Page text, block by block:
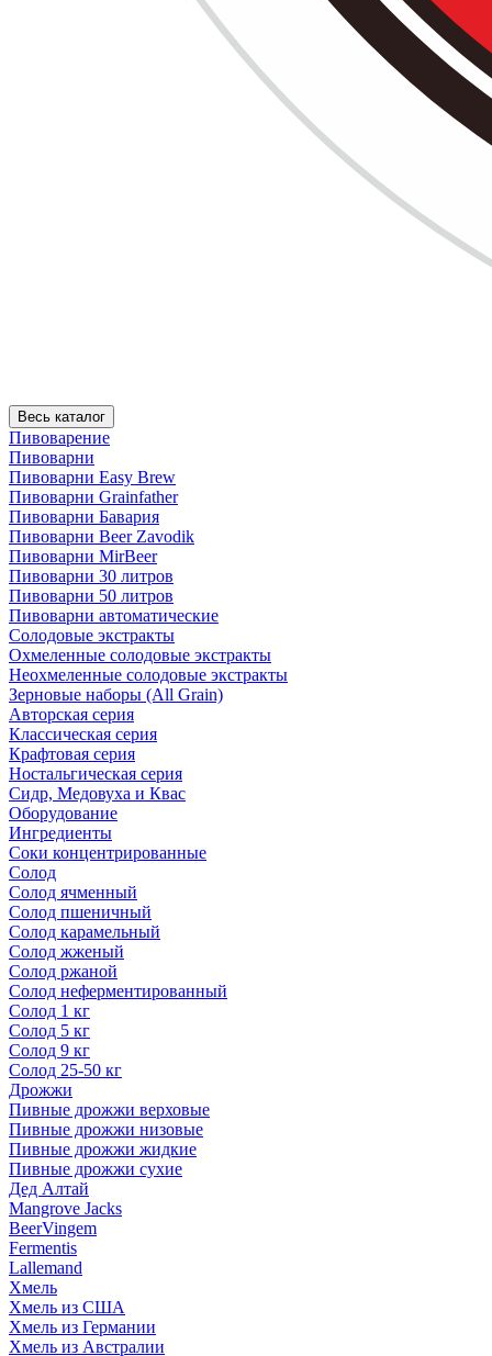
Весь каталог
Пивоварение
Пивоварни
Пивоварни Easy Brew
Пивоварни Grainfather
Пивоварни Бавария
Пивоварни Beer Zavodik
Пивоварни MirBeer
Пивоварни 30 литров
Пивоварни 50 литров
Пивоварни автоматические
Солодовые экстракты
Охмеленные солодовые экстракты
Неохмеленные солодовые экстракты
Зерновые наборы (All Grain)
Авторская серия
Классическая серия
Крафтовая серия
Ностальгическая серия
Сидр, Медовуха и Квас
Оборудование
Ингредиенты
Соки концентрированные
Солод
Солод ячменный
Солод пшеничный
Солод карамельный
Солод жженый
Солод ржаной
Солод неферментированный
Солод 1 кг
Солод 5 кг
Солод 9 кг
Солод 25-50 кг
Дрожжи
Пивные дрожжи верховые
Пивные дрожжи низовые
Пивные дрожжи жидкие
Пивные дрожжи сухие
Дед Алтай
Mangrove Jacks
BeerVingem
Fermentis
Lallemand
Хмель
Хмель из США
Хмель из Германии
Хмель из Австралии